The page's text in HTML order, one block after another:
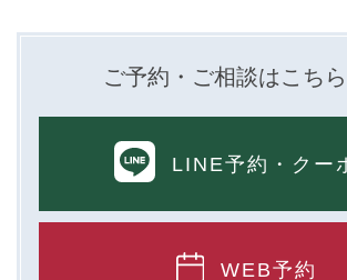
【取得する情報】
めに取得する情報には、次のものが含ま
ないし③を併せて「取得情報」といいます
①TCBグループが患者様から取得する情報
ご予約・ご相談はこち
LINE予約 ・クー
WEB予約